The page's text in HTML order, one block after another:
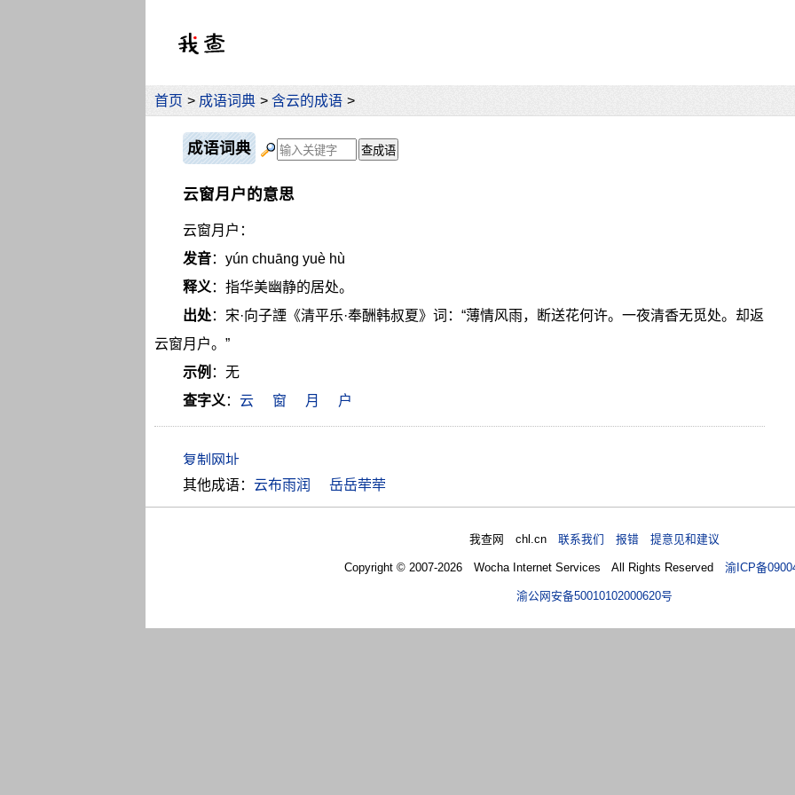
首页 > 成语词典 > 含云的成语 >
成语词典
云窗月户的意思
云窗月户：
发音：yún chuāng yuè hù
释义：指华美幽静的居处。
出处：宋·向子諲《清平乐·奉酬韩叔夏》词：“薄情风雨，断送花何许。一夜清香无觅处。却返
云窗月户。”
示例 ：无
查字义： 云 窗 月 户
其他成语： 云布雨润 岳岳荦荦
我查网 chl.cn联系我们 报错 提意见和建议
Copyright © 2007-2026 Wocha Internet Services All Rights Reserved渝ICP备
渝公网安备50010102000620号